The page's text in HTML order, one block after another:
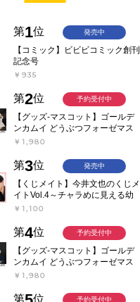
第1位
【コミック】ビビビコミック創刊
記念号
￥935
発売中
第2位
【グッズ-マスコット】ゴールデ
ンカムイ どうぶつフォーゼマス
コット 4.尾形百之助【再販】
￥1,980
予約受付中
第3位
【くじメイト】今井文也のくじメ
イトVol.4～チャラめに見える幼
馴染、実は一途で独占欲が強いん
￥1,100
発売中
第4位
【グッズ-マスコット】ゴールデ
ンカムイ どうぶつフォーゼマス
コット 5.月島軍曹【再販】
￥1,980
予約受付中
第 位 予約受付中